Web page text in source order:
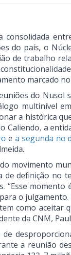
do país, o
de trabalho
marcado
do Nusol
multinível
a histórica
Caliendo, a
e a segunda no
movimento
de definição no
“Esse
o
como aceitar
da CNM,
de
a reunião